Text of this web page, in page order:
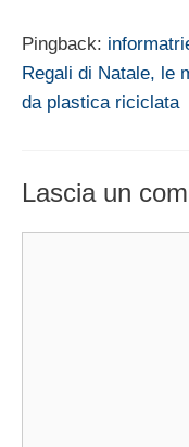
Pingback:
Regali di Natale, le
da plastica riciclata
Lascia un